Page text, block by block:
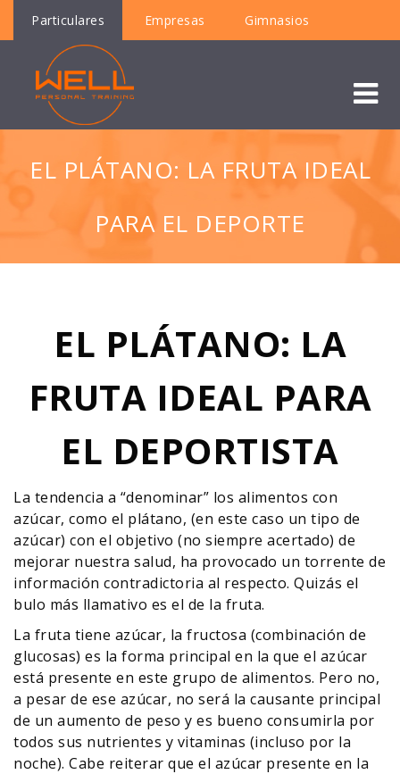
Particulares Empresas Gimnasios
EL PLÁTANO: LA FRUTA IDEAL
PARA EL DEPORTE
EL PLÁTANO: LA
FRUTA IDEAL PARA
EL DEPORTISTA
La tendencia a “denominar” los alimentos con
azúcar, como el plátano, (en este caso un tipo de
azúcar) con el objetivo (no siempre acertado) de
mejorar nuestra salud, ha provocado un torrente de
información contradictoria al respecto. Quizás el
bulo más llamativo es el de la fruta.
La fruta tiene azúcar, la fructosa (combinación de
glucosas) es la forma principal en la que el azúcar
está presente en este grupo de alimentos. Pero no,
a pesar de ese azúcar, no será la causante principal
de un aumento de peso y es bueno consumirla por
todos sus nutrientes y vitaminas (incluso por la
noche). Cabe reiterar que el azúcar presente en la